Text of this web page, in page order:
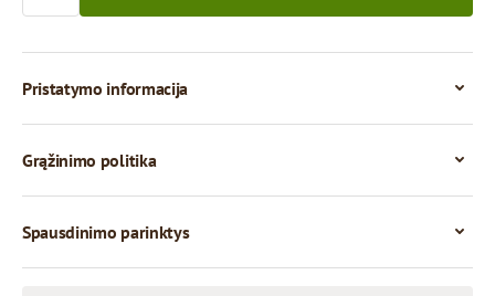
Pristatymo informacija
Grąžinimo politika
Spausdinimo parinktys